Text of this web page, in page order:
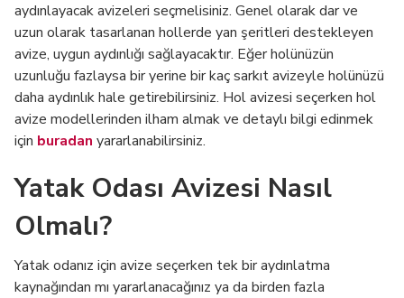
aydınlayacak avizeleri seçmelisiniz. Genel olarak dar ve
uzun olarak tasarlanan hollerde yan şeritleri destekleyen
avize, uygun aydınlığı sağlayacaktır. Eğer holünüzün
uzunluğu fazlaysa bir yerine bir kaç sarkıt avizeyle holünüzü
daha aydınlık hale getirebilirsiniz. Hol avizesi seçerken hol
avize modellerinden ilham almak ve detaylı bilgi edinmek
için buradan yararlanabilirsiniz.
Yatak Odası Avizesi Nasıl
Olmalı?
Yatak odanız için avize seçerken tek bir aydınlatma
kaynağından mı yararlanacağınız ya da birden fazla